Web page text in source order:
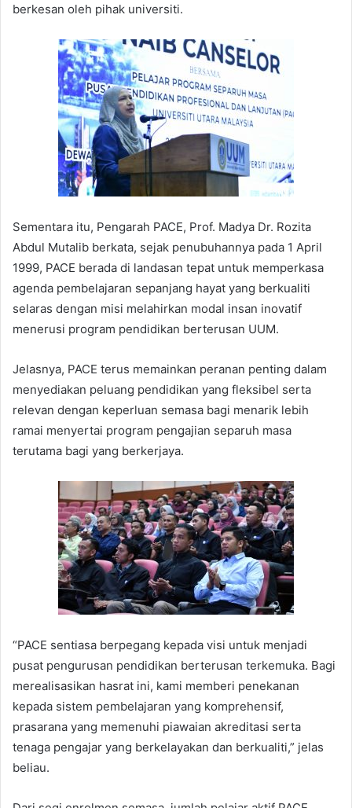
berkesan oleh pihak universiti.
Sementara itu, Pengarah PACE, Prof. Madya Dr. Rozita
Abdul Mutalib berkata, sejak penubuhannya pada 1 April
1999, PACE berada di landasan tepat untuk memperkasa
agenda pembelajaran sepanjang hayat yang berkualiti
selaras dengan misi melahirkan modal insan inovatif
menerusi program pendidikan berterusan UUM.
Jelasnya, PACE terus memainkan peranan penting dalam
menyediakan peluang pendidikan yang fleksibel serta
relevan dengan keperluan semasa bagi menarik lebih
ramai menyertai program pengajian separuh masa
terutama bagi yang berkerjaya.
“PACE sentiasa berpegang kepada visi untuk menjadi
pusat pengurusan pendidikan berterusan terkemuka. Bagi
merealisasikan hasrat ini, kami memberi penekanan
kepada sistem pembelajaran yang komprehensif,
prasarana yang memenuhi piawaian akreditasi serta
tenaga pengajar yang berkelayakan dan berkualiti,” jelas
beliau.